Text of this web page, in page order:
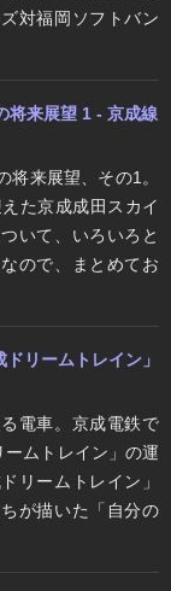
対福岡ソフトバン
将来展望 1 - 京成線
将来展望、その1。
た京成成田スカイ
いて、いろいろと
ので、まとめてお
リームトレイン」
電車。京成電鉄で
ムトレイン」の運
リームトレイン」
が描いた「自分の